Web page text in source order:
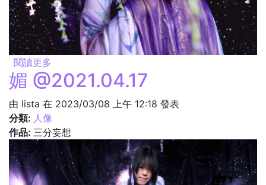
閱讀更多
媚 @2021.04.17
由 lista 在 2023/03/08 上午 12:18 發表
分類: 人像
作品: 三分妄想